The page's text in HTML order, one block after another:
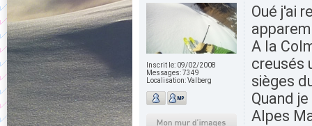
Inscrit le: 09/02/2008
Messages:7349
Localisation:Valberg
Oué j'ai
A la
creusés
sièges
Quand
Alpes